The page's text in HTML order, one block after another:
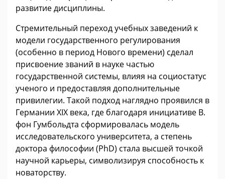
развитие дисциплины.
Стремительный переход учебных заведений к
модели государственного регулирования
(особенно в период Нового времени) сделал
присвоение званий в науке частью
государственной системы, влияя на социостатус
ученого и предоставляя дополнительные
привилегии. Такой подход наглядно проявился в
Германии XIX века, где благодаря инициативе В.
фон Гумбольдта сформировалась модель
исследовательского университета, а степень
доктора философии (PhD) стала высшей точкой
научной карьеры, символизируя способность к
новаторству.